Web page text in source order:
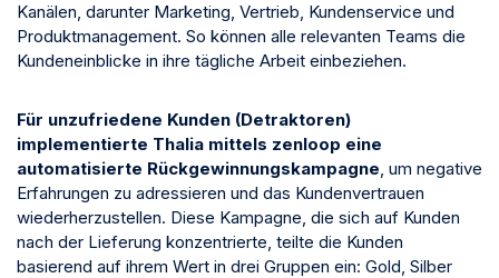
Kanälen, darunter Marketing, Vertrieb, Kundenservice und
Produktmanagement. So können alle relevanten Teams die
Kundeneinblicke in ihre tägliche Arbeit einbeziehen.
Für unzufriedene Kunden (Detraktoren)
implementierte Thalia mittels zenloop eine
automatisierte Rückgewinnungskampagne , um negative
Erfahrungen zu adressieren und das Kundenvertrauen
wiederherzustellen. Diese Kampagne, die sich auf Kunden
nach der Lieferung konzentrierte, teilte die Kunden
basierend auf ihrem Wert in drei Gruppen ein: Gold, Silber